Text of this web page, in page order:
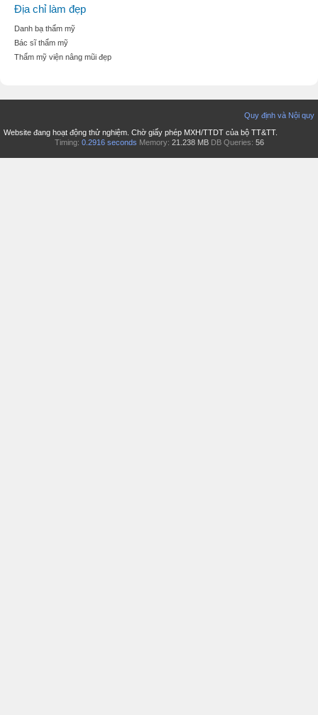
Địa chỉ làm đẹp
Danh bạ thẩm mỹ
Bác sĩ thẩm mỹ
Thẩm mỹ viện nâng mũi đẹp
Quy định và Nội quy
Website đang hoạt động thử nghiệm. Chờ giấy phép MXH/TTDT của bộ TT&TT.
Timing: 0.2916 seconds Memory: 21.238 MB DB Queries: 56